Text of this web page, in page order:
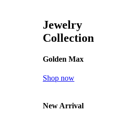
Jewelry
Collection
Golden Max
Shop now
New Arrival